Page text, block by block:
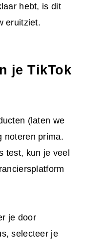
hebt, is dit
eruitziet.
je TikTok
(laten we
noteren prima.
test, kun je veel
je door
selecteer je